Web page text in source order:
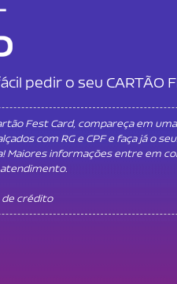
pedir o seu CARTÃO
Fest Card, compareça em
com RG e CPF e faça já o
Maiores informações entre em
de crédito